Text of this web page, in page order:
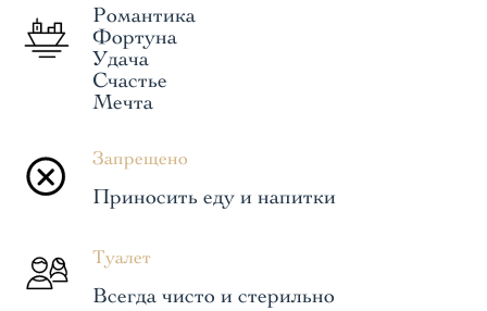
Романтика
Фортуна
Удача
Счастье
Мечта
Запрещено
Приносить еду и напитки
Туалет
Всегда чисто и стерильно